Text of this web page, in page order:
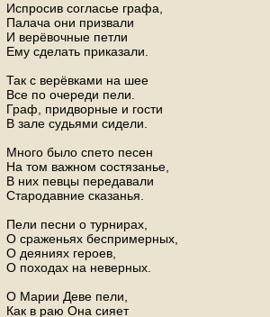
Испросив согласье графа,
Палача они призвали
И верёвочные петли
Ему сделать приказали.
Так с верёвками на шее
Все по очереди пели.
Граф, придворные и гости
В зале судьями сидели.
Много было спето песен
На том важном состязанье,
В них певцы передавали
Стародавние сказанья.
Пели песни о турнирах,
О сраженьях беспримерных,
О деяниях героев,
О походах на неверных.
О Марии Деве пели,
Как в раю Она сияет